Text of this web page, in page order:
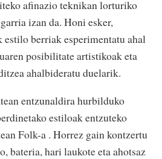
afinazio teknikan lorturiko
izan da. Honi esker,
berriak esperimentatu ahal
posibilitate artistikoak eta
ahalbideratu duelarik.
entzunaldira hurbilduko
estiloak entzuteko
Folk-a . Horrez gain kontzertu
bateria, hari laukote eta ahotsaz